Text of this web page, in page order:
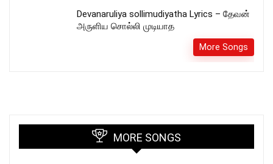
Devanaruliya sollimudiyatha Lyrics – தேவன்
அருளிய சொல்லி முடியாத
More Songs
MORE SONGS